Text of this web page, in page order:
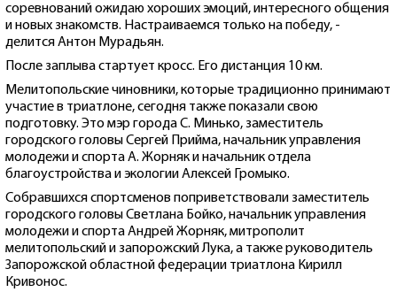
соревнований ожидаю хороших эмоций, интересного общения
и новых знакомств. Настраиваемся только на победу, -
делится Антон Мурадьян.
После заплыва стартует кросс. Его дистанция 10 км.
Мелитопольские чиновники, которые традиционно принимают
участие в триатлоне, сегодня также показали свою
подготовку. Это мэр города С. Минько, заместитель
городского головы Сергей Прийма, начальник управления
молодежи и спорта А. Жорняк и начальник отдела
благоустройства и экологии Алексей Громыко.
Собравшихся спортсменов поприветствовали заместитель
городского головы Светлана Бойко, начальник управления
молодежи и спорта Андрей Жорняк, митрополит
мелитопольский и запорожский Лука, а также руководитель
Запорожской областной федерации триатлона Кирилл
Кривонос.